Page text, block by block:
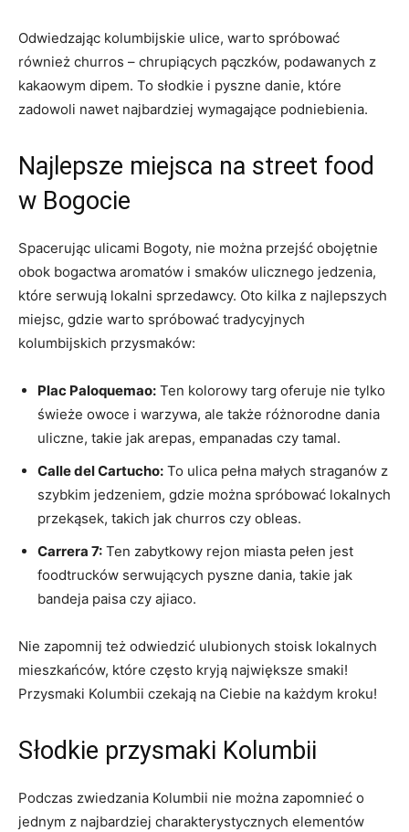
Odwiedzając⁤ kolumbijskie ulice, warto ‍spróbować
również churros – chrupiących pączków, podawanych​ z
kakaowym dipem. To słodkie​ i​ pyszne ​danie, które
zadowoli nawet najbardziej wymagające‌ podniebienia.
Najlepsze miejsca na‍ street food
w Bogocie
Spacerując ulicami Bogoty, nie można przejść obojętnie
obok bogactwa ⁢aromatów i smaków ulicznego jedzenia,
które serwują lokalni sprzedawcy. Oto kilka z najlepszych
miejsc, gdzie warto spróbować tradycyjnych
kolumbijskich przysmaków:
Plac Paloquemao: Ten kolorowy targ oferuje ⁤nie tylko
świeże ⁢owoce i warzywa, ale także‍ różnorodne dania
uliczne, ⁢takie jak ⁤arepas, empanadas czy ⁣tamal.
Calle del ‍Cartucho: To⁣ ulica pełna małych straganów z
szybkim jedzeniem, gdzie można spróbować lokalnych
przekąsek, takich jak churros czy obleas.
Carrera 7: ⁢Ten ​zabytkowy rejon miasta pełen jest
foodtrucków ‌serwujących pyszne dania, takie jak
bandeja paisa czy ajiaco.
Nie ⁤zapomnij⁢ też‌ odwiedzić ulubionych​ stoisk‌ lokalnych
⁤mieszkańców, które często kryją największe smaki!
Przysmaki‍ Kolumbii czekają ​na ​Ciebie⁣ na ⁢każdym kroku!
Słodkie przysmaki Kolumbii
Podczas zwiedzania Kolumbii nie można zapomnieć o
jednym z najbardziej charakterystycznych elementów